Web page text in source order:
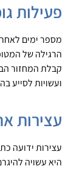
פעילות
מספר ימים
הרגילה של
קבלת המחזור
ועשויות לסייע
עצירות
עצירות ידועה
היא עשויה